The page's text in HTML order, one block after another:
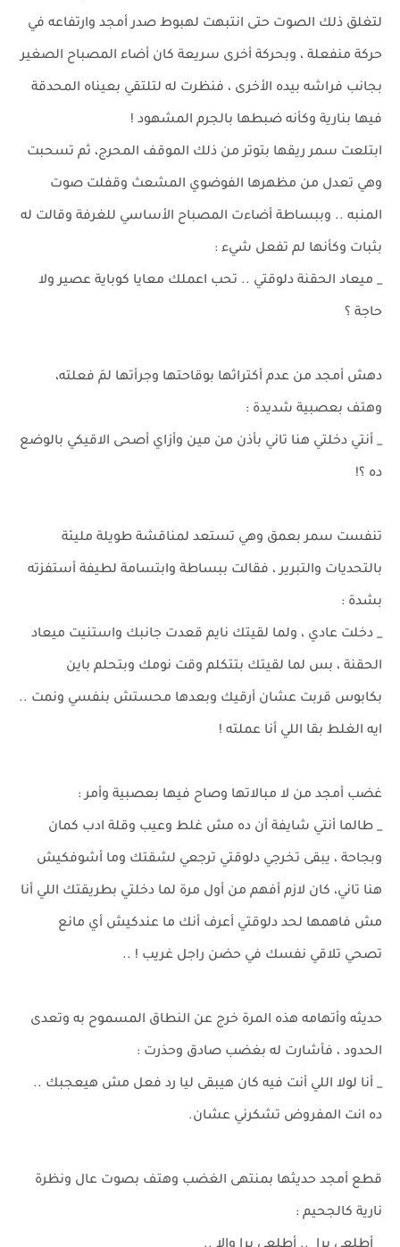
لتغلق ذلك الصوت حتى انتبهت لهبوط صدر أمجد وارتفاعه في
حركة منفعلة ، وبحركة أخرى سريعة كان أضاء المصباح الصغير
بجانب فراشه بيده الأخرى ، فنظرت له لتلتقي بعيناه المحدقة
فيها بنارية وكأنه ضبطها بالجرم المشهود !
ابتلعت سمر ريقها بتوتر من ذلك الموقف المحرج، ثم تسحبت
وهي تعدل من مظهرها الفوضوي المشعث وقفلت صوت
المنبه .. وببساطة أضاءت المصباح الأساسي للغرفة وقالت له
بثبات وكأنها لم تفعل شيء :
_ ميعاد الحقنة دلوقتي .. تحب اعملك معايا كوباية عصير ولا
حاجة ؟
دهش أمجد من عدم أكتراثها بوقاحتها وجرأتها لمَ فعلته،
وهتف بعصبية شديدة :
_ أنتي دخلتي هنا تاني بأذن من مين وأزاي أصحى الاقيكي بالوضع
ده ؟!
تنفست سمر بعمق وهي تستعد لمناقشة طويلة مليئة
بالتحديات والتبرير ، فقالت ببساطة وابتسامة لطيفة أستفزته
بشدة :
_ دخلت عادي ، ولما لقيتك نايم قعدت جانبك واستنيت ميعاد
الحقنة ، بس لما لقيتك بتتكلم وقت نومك وبتحلم باين
بكابوس قربت عشان أرقيك وبعدها محستش بنفسي ونمت ..
ايه الغلط بقا اللي أنا عملته !
غضب أمجد من لا مبالاتها وصاح فيها بعصبية وأمر :
_ طالما أنتي شايفة أن ده مش غلط وعيب وقلة ادب كمان
وبجاحة ، يبقى تخرجي دلوقتي ترجعي لشقتك وما أشوفكيش
هنا تاني، كان لازم أفهم من أول مرة لما دخلتي بطريقتك اللي أنا
مش فاهمها لحد دلوقتي أعرف أنك ما عندكيش أي مانع
تصحي تلاقي نفسك في حضن راجل غريب ! ..
حديثه وأتهامه هذه المرة خرج عن النطاق المسموح به وتعدى
الحدود ، فأشارت له بغضب صادق وحذرت :
_ أنا لولا اللي أنت فيه كان هيبقى ليا رد فعل مش هيعجبك ..
ده انت المفروض تشكرني عشان.
قطع أمجد حديثها بمنتهى الغضب وهتف بصوت عال ونظرة
نارية كالجحيم :